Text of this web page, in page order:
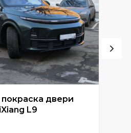
двери
L9